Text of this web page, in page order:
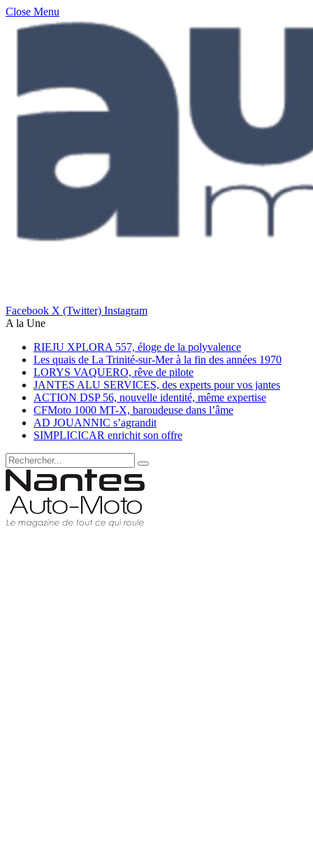
Close Menu
Facebook X (Twitter) Instagram
A la Une
RIEJU XPLORA 557, éloge de la polyvalence
Les quais de La Trinité-sur-Mer à la fin des années 1970
LORYS VAQUERO, rêve de pilote
JANTES ALU SERVICES, des experts pour vos jantes
ACTION DSP 56, nouvelle identité, même expertise
CFMoto 1000 MT-X, baroudeuse dans l’âme
AD JOUANNIC s’agrandit
SIMPLICICAR enrichit son offre